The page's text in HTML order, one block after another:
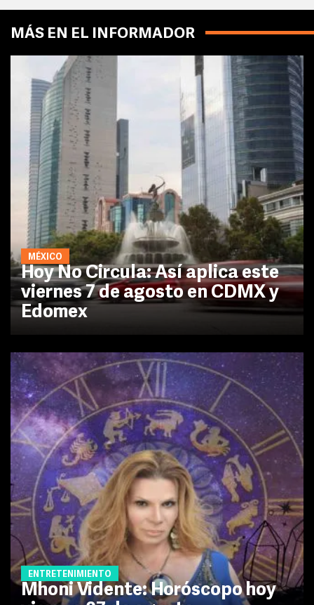
MÁS EN EL INFORMADOR
MÉXICO
Hoy No Circula: Así aplica este
viernes 7 de agosto en CDMX y
Edomex
ENTRETENIMIENTO
Mhoni Vidente: Horóscopo hoy